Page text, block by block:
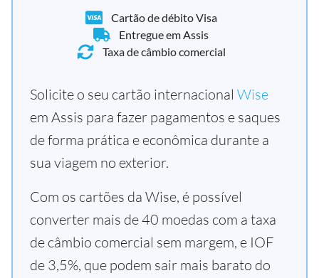
Cartão de débito Visa
Entregue em Assis
Taxa de câmbio comercial
Solicite o seu cartão internacional Wise
em Assis para fazer pagamentos e saques
de forma prática e econômica durante a
sua viagem no exterior.
Com os cartões da Wise, é possível
converter mais de 40 moedas com a taxa
de câmbio comercial sem margem, e IOF
de 3,5%, que podem sair mais barato do